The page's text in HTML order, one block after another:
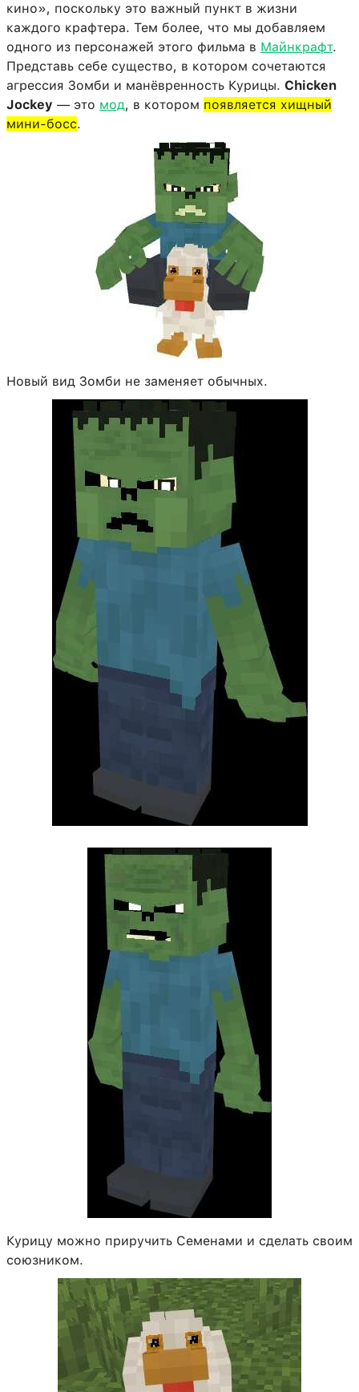
кино», поскольку это важный пункт в жизни
каждого крафтера. Тем более, что мы добавляем
одного из персонажей этого фильма в Майнкрафт.
Представь себе существо, в котором сочетаются
агрессия Зомби и манёвренность Курицы. Chicken
Jockey — это мод, в котором появляется хищный
мини-босс.
Новый вид Зомби не заменяет обычных.
Курицу можно приручить Семенами и сделать своим
союзником.